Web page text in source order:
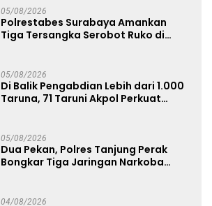
05/08/2026
Polrestabes Surabaya Amankan
Tiga Tersangka Serobot Ruko di
05/08/2026
Di Balik Pengabdian Lebih dari 1.000
Taruna, 71 Taruni Akpol Perkuat
05/08/2026
Dua Pekan, Polres Tanjung Perak
Bongkar Tiga Jaringan Narkoba
04/08/2026